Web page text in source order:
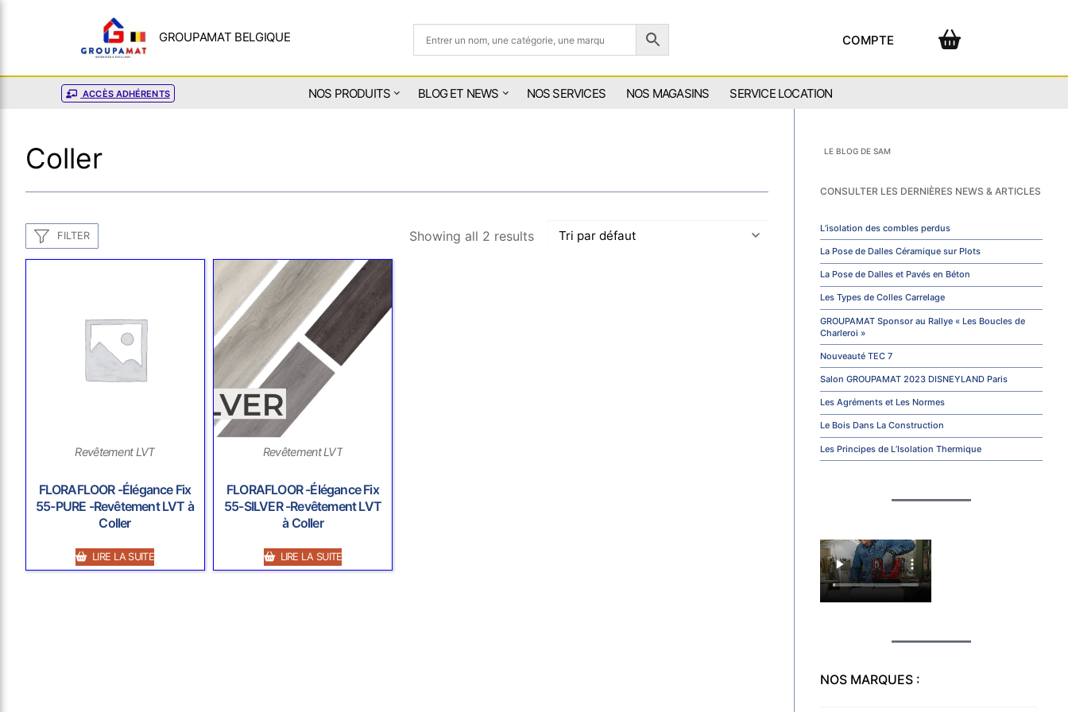
GROUPAMAT BELGIQUE COMPTE
ACCÈS ADHÉRENTS NOS PRODUITS BLOG ET NEWS NOS SERVICES NOS MAGASINS SERVICE LOCATION
Coller
FILTER Showing all 2 results
Revêtement LVT
FLORAFLOOR -Élégance Fix
55-PURE -Revêtement LVT à
Coller
LIRE LA SUITE
Revêtement LVT
FLORAFLOOR -Élégance Fix
55-SILVER -Revêtement LVT
à Coller
LIRE LA SUITE
LE BLOG DE SAM
CONSULTER LES DERNIÈRES NEWS & ARTICLES
L’isolation des combles perdus
La Pose de Dalles Céramique sur Plots
La Pose de Dalles et Pavés en Béton
Les Types de Colles Carrelage
GROUPAMAT Sponsor au Rallye « Les Boucles de
Charleroi »
Nouveauté TEC 7
Salon GROUPAMAT 2023 DISNEYLAND Paris
Les Agréments et Les Normes
Le Bois Dans La Construction
Les Principes de L’Isolation Thermique
NOS MARQUES :